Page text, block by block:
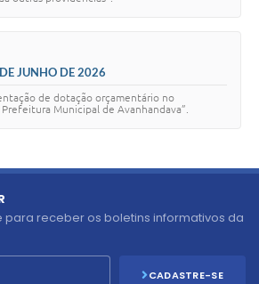
JUNHO DE 2026
de dotação orçamentário no
Municipal de Avanhandava”.
para receber os boletins informativos da
CADASTRE-SE